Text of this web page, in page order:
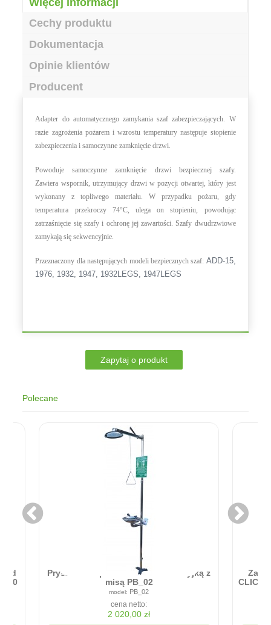
Cechy produktu
Dokumentacja
Opinie klientów
Producent
Adapter do automatycznego zamykania szaf zabezpieczających. W
razie zagrożenia pożarem i wzrostu temperatury następuje stopienie
zabezpieczenia i samoczynne zamknięcie drzwi.
Powoduje samoczynne zamknięcie drzwi bezpiecznej szafy.
Zawiera wspornik, utrzymujący drzwi w pozycji otwartej, który jest
wykonany z topliwego materiału. W przypadku pożaru, gdy
temperatura przekroczy 74°C, ulega on stopieniu, powodując
zatrzaśnięcie się szafy i ochronę jej zawartości. Szafy dwudrzwiowe
zamykają się sekwencyjnie.
Przeznaczony dla następujących modeli bezpiecznych szaf: ADD-15,
1976, 1932, 1947, 1932LEGS, 1947LEGS
Polecane
przeciwpowodziowa - RAPID
- Błyskawiczna bariera w montażu